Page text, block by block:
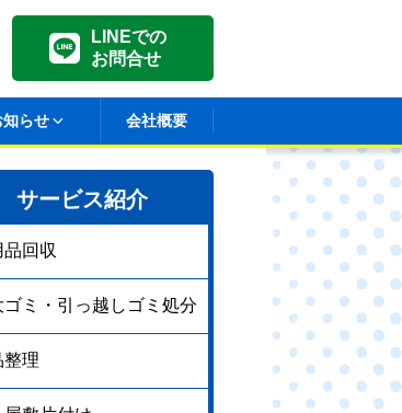
LINEでの
お問合せ
知らせ 会社概要
サービス紹介
品回収
ゴミ・引っ越しゴミ処分
整理